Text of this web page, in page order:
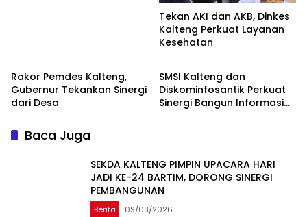
Tekan AKI dan AKB, Dinkes
Kalteng Perkuat Layanan
Kesehatan
Rakor Pemdes Kalteng,
Gubernur Tekankan Sinergi
dari Desa
Berita
SMSI Kalteng dan
Diskominfosantik Perkuat
Sinergi Bangun Informasi
Baca Juga
SEKDA KALTENG PIMPIN UPACARA HARI
JADI KE-24 BARTIM, DORONG SINERGI
PEMBANGUNAN
Berita 09/08/2026